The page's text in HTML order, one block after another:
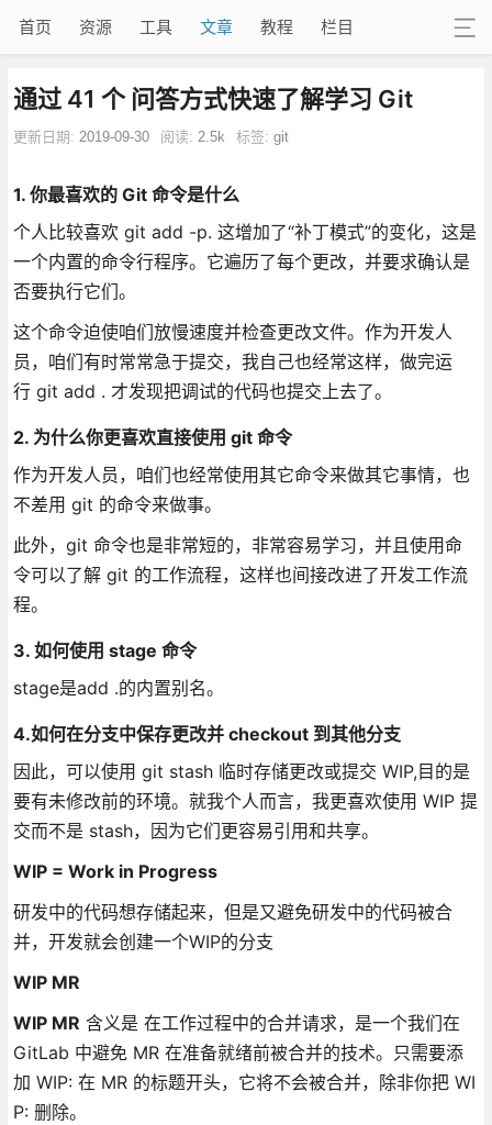
首页 资源 工具 文章 教程 栏目
通过 41 个 问答方式快速了解学习 Git
更新日期: 2019-09-30 阅读: 2.5k 标签: git
1. 你最喜欢的 Git 命令是什么
个人比较喜欢 git add -p. 这增加了“补丁模式”的变化，这是
一个内置的命令行程序。它遍历了每个更改，并要求确认是
否要执行它们。
这个命令迫使咱们放慢速度并检查更改文件。作为开发人
员，咱们有时常常急于提交，我自己也经常这样，做完运
行 git add . 才发现把调试的代码也提交上去了。
2. 为什么你更喜欢直接使用 git 命令
作为开发人员，咱们也经常使用其它命令来做其它事情，也
不差用 git 的命令来做事。
此外，git 命令也是非常短的，非常容易学习，并且使用命
令可以了解 git 的工作流程，这样也间接改进了开发工作流
程。
3. 如何使用 stage 命令
stage是add .的内置别名。
4.如何在分支中保存更改并 checkout 到其他分支
因此，可以使用 git stash 临时存储更改或提交 WIP,目的是
要有未修改前的环境。就我个人而言，我更喜欢使用 WIP 提
交而不是 stash，因为它们更容易引用和共享。
WIP = Work in Progress
研发中的代码想存储起来，但是又避免研发中的代码被合
并，开发就会创建一个WIP的分支
WIP MR
WIP MR 含义是 在工作过程中的合并请求，是一个我们在
GitLab 中避免 MR 在准备就绪前被合并的技术。只需要添
加 WIP: 在 MR 的标题开头，它将不会被合并，除非你把 WI
P: 删除。